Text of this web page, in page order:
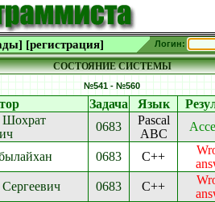
[регистрация] Логин:
СОСТОЯНИЕ СИСТЕМЫ
№541 - №560
Задача Язык
Шохрат
0683
Pascal
ABC
0683 C++
0683 C++